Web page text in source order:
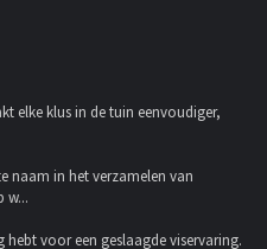
elke klus in de tuin eenvoudiger,
naam in het verzamelen van
w...
voor een geslaagde viservaring.